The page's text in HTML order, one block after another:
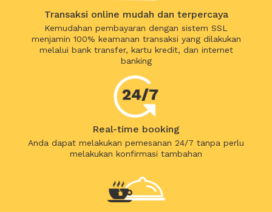
Transaksi online mudah dan terpercaya
Kemudahan pembayaran dengan sistem SSL
menjamin 100% keamanan transaksi yang dilakukan
melalui bank transfer, kartu kredit, dan internet
banking
Real-time booking
Anda dapat melakukan pemesanan 24/7 tanpa perlu
melakukan konfirmasi tambahan